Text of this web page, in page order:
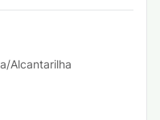
Alcantarilha